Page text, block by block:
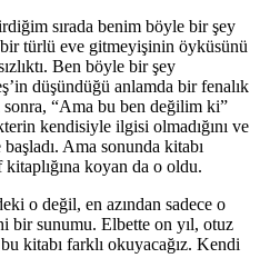
sırada benim böyle bir şey
bir türlü eve gitmeyişinin öyküsünü
Ben böyle bir şey
düşündüğü anlamda bir fenalık
“Ama bu ben değilim ki”
kendisiyle ilgisi olmadığını ve
başladı. Ama sonunda kitabı
kitaplığına koyan da o oldu.
o değil, en azından sadece o
sunumu. Elbette on yıl, otuz
kitabı farklı okuyacağız. Kendi